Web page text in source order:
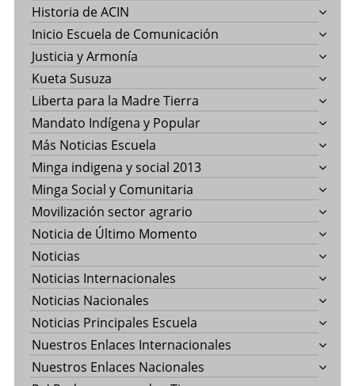
Historia de ACIN
Inicio Escuela de Comunicación
Justicia y Armonía
Kueta Susuza
Liberta para la Madre Tierra
Mandato Indígena y Popular
Más Noticias Escuela
Minga indigena y social 2013
Minga Social y Comunitaria
Movilización sector agrario
Noticia de Último Momento
Noticias
Noticias Internacionales
Noticias Nacionales
Noticias Principales Escuela
Nuestros Enlaces Internacionales
Nuestros Enlaces Nacionales